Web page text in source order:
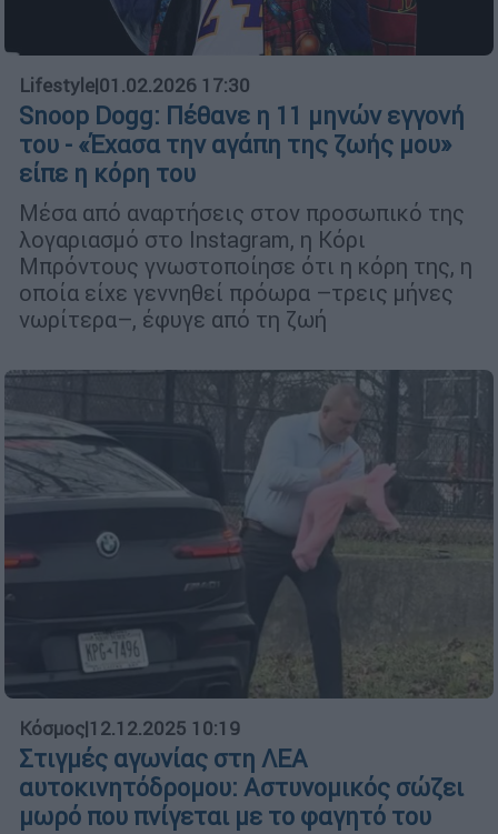
Lifestyle|01.02.2026 17:30
Snoop Dogg: Πέθανε η 11 μηνών εγγονή
του - «Έχασα την αγάπη της ζωής μου»
είπε η κόρη του
Μέσα από αναρτήσεις στον προσωπικό της
λογαριασμό στο Instagram, η Κόρι
Μπρόντους γνωστοποίησε ότι η κόρη της, η
οποία είχε γεννηθεί πρόωρα –τρεις μήνες
νωρίτερα–, έφυγε από τη ζωή
Κόσμος|12.12.2025 10:19
Στιγμές αγωνίας στη ΛΕΑ
αυτοκινητόδρομου: Αστυνομικός σώζει
μωρό που πνίγεται με το φαγητό του